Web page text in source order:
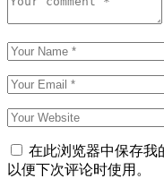
在此浏览器中保存我
以便下次评论时使用。